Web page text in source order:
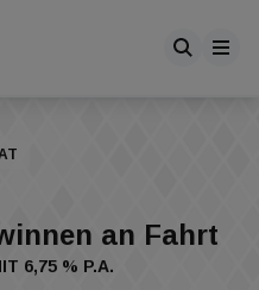
an Fahrt
6,75 % P.A.